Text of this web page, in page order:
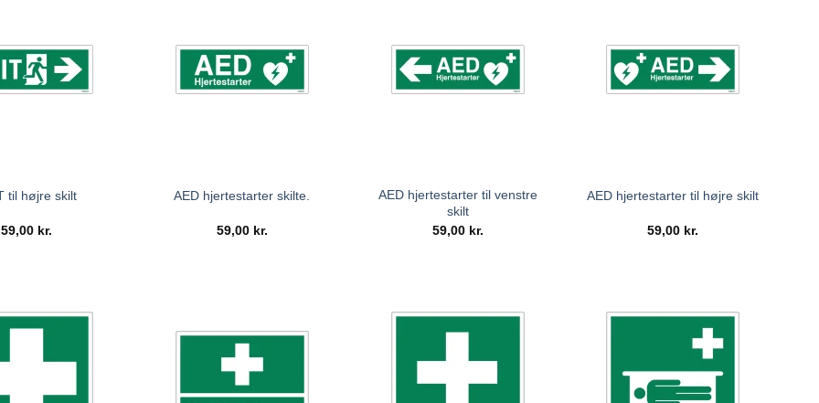
til højre skilt
59,00 kr.
AED hjertestarter skilte.
59,00 kr.
AED hjertestarter til venstre
skilt
59,00 kr.
AED hjertestarter til højre skilt
59,00 kr.